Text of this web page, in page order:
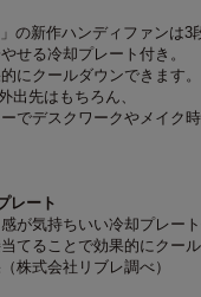
の新作ハンディファンは3
せる冷却プレート付き。
にクールダウンできます。
出先はもちろん、
でデスクワークやメイク時
レート
が気持ちいい冷却プレート
てることで効果的にクール
株式会社リブレ調べ）